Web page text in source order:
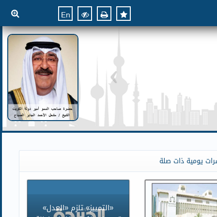
En
يومية ذات صلة
«التمييز» تلزم «العدل»